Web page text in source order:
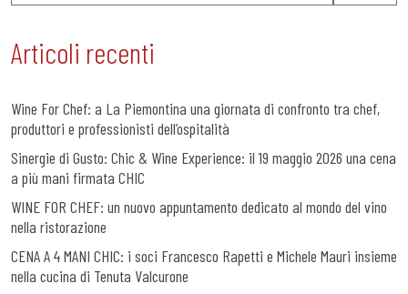
Articoli recenti
Wine For Chef: a La Piemontina una giornata di confronto tra chef,
produttori e professionisti dell’ospitalità
Sinergie di Gusto: Chic & Wine Experience: il 19 maggio 2026 una cena
a più mani firmata CHIC
WINE FOR CHEF: un nuovo appuntamento dedicato al mondo del vino
nella ristorazione
CENA A 4 MANI CHIC: i soci Francesco Rapetti e Michele Mauri insieme
nella cucina di Tenuta Valcurone